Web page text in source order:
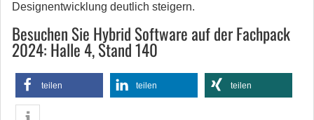
Designentwicklung deutlich steigern.
Besuchen Sie Hybrid Software auf der Fachpack
2024: Halle 4, Stand 140
teilen teilen teilen